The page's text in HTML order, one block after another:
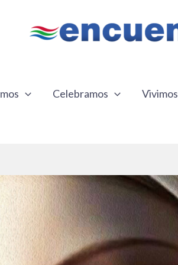
Celebramos Vivimos